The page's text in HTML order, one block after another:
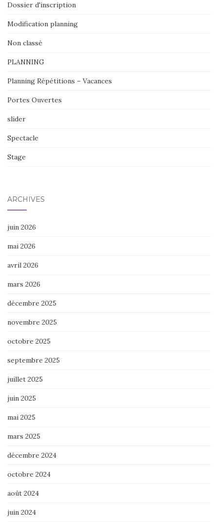
Dossier d'inscription
Modification planning
Non classé
PLANNING
Planning Répétitions – Vacances
Portes Ouvertes
slider
Spectacle
Stage
ARCHIVES
juin 2026
mai 2026
avril 2026
mars 2026
décembre 2025
novembre 2025
octobre 2025
septembre 2025
juillet 2025
juin 2025
mai 2025
mars 2025
décembre 2024
octobre 2024
août 2024
juin 2024